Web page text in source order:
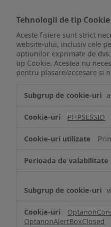
Tehnologii de tip
Aceste fisiere sunt strict
website-ului, inclusiv cele
optiunilor exprimate de
tip Cookie. Acestea nu
pentru plasare/accesare si
de
Cookie
necesare
PHPSESSID
OptanonAlertBoxClosed